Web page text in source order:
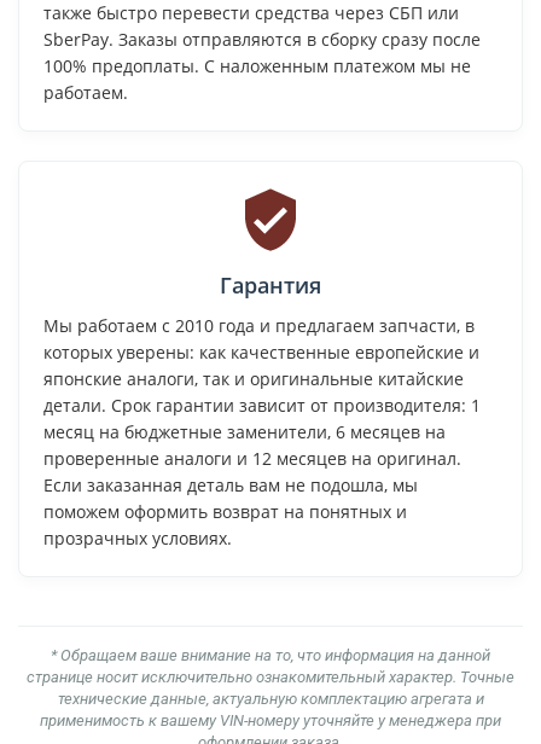
также быстро перевести средства через СБП или
SberPay. Заказы отправляются в сборку сразу после
100% предоплаты. С наложенным платежом мы не
работаем.
Гарантия
Мы работаем с 2010 года и предлагаем запчасти, в
которых уверены: как качественные европейские и
японские аналоги, так и оригинальные китайские
детали. Срок гарантии зависит от производителя: 1
месяц на бюджетные заменители, 6 месяцев на
проверенные аналоги и 12 месяцев на оригинал.
Если заказанная деталь вам не подошла, мы
поможем оформить возврат на понятных и
прозрачных условиях.
* Обращаем ваше внимание на то, что информация на данной
странице носит исключительно ознакомительный характер. Точные
технические данные, актуальную комплектацию агрегата и
применимость к вашему VIN-номеру уточняйте у менеджера при